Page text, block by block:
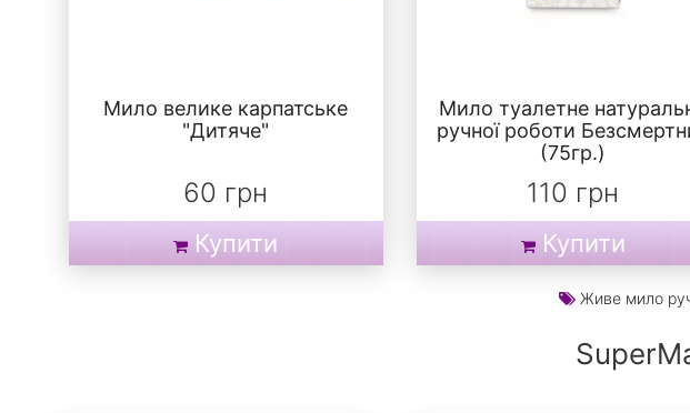
Мило велике карпатське
"Дитяче"
60 грн
Купити
Мило туалетне
ручної роботи
(75гр.)
110 грн
Купити
Живе мило